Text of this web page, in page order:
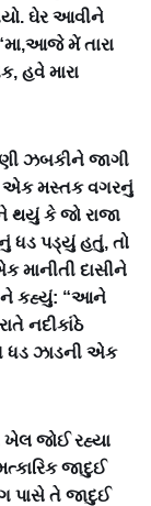
ઘેર આવીને
મેં તારા
હવે મારા
ઝબકીને જાગી
એક મસ્તક વગરનું
થયું કે જો રાજા
ધડ પડ્યું હતું, તો
માનીતી દાસીને
ને કહ્યું: “આને
નદીકાંઠે
ધડ ઝાડની એક
જોઈ રહ્યા
જાદુઈ
પાસે તે જાદુઈ